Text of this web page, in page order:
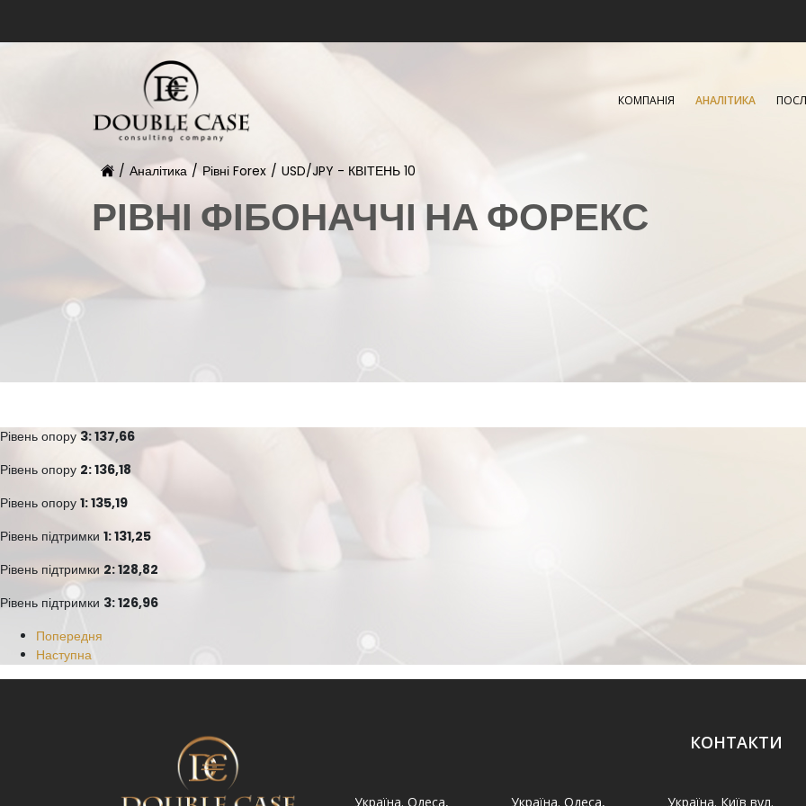
КОМПАНІЯ АНАЛІТИКА
/ Аналітика / Рівні Forex / USD/JPY - КВІТЕНЬ 10
РІВНІ ФІБОНАЧЧІ НА ФОРЕКС
Рівень опору3: 137,66
Рівень опору 2: 136,18
Рівень опору 1: 135,19
Рівень підтримки 1: 131,25
Рівень підтримки 2: 128,82
Рівень підтримки 3: 126,96
Попередня
Наступна
КОНТАКТИ
Україна. Львів вул. Україна. Львів, просп. Україна. Одеса, Україна. Одеса, Україна. Київ вул.